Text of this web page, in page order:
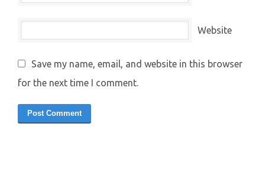
Website
Save my name, email, and website in this browser
for the next time I comment.